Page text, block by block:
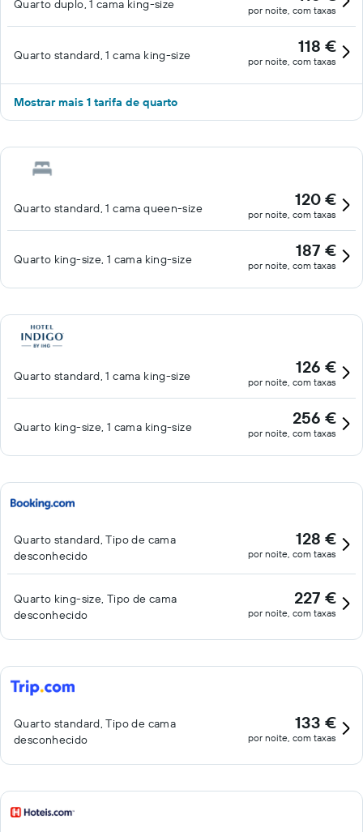
Quarto duplo, 1 cama king-size por noite, com taxas
Quarto standard, 1 cama king-size 118 €
por noite, com taxas
Mostrar mais 1 tarifa de quarto
Quarto standard, 1 cama queen-size 120 €
por noite, com taxas
Quarto king-size, 1 cama king-size 187 €
por noite, com taxas
Quarto standard, 1 cama king-size 126 €
por noite, com taxas
Quarto king-size, 1 cama king-size 256 €
por noite, com taxas
Quarto standard, Tipo de cama
desconhecido
128 €
por noite, com taxas
Quarto king-size, Tipo de cama
desconhecido
227 €
por noite, com taxas
Quarto standard, Tipo de cama
desconhecido
133 €
por noite, com taxas